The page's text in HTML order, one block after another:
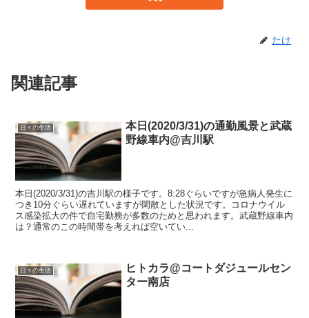
たけ
関連記事
日々の生活
本日(2020/3/31)の通勤風景と武蔵
野線車内@吉川駅
本日(2020/3/31)の吉川駅の様子です。8:28ぐらいですが急病人発生に
つき10分ぐらい遅れていますが閑散とした状況です。コロナウイル
ス感染拡大の件で自宅勤務が多数のためと思われます。武蔵野線車内
は？通常のこの時間帯を考えれば空いてい...
日々の生活
ヒトカラ@コートダジュールセン
ター南店